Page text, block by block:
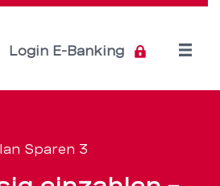
Login E-Banking
Open
Sparen 3